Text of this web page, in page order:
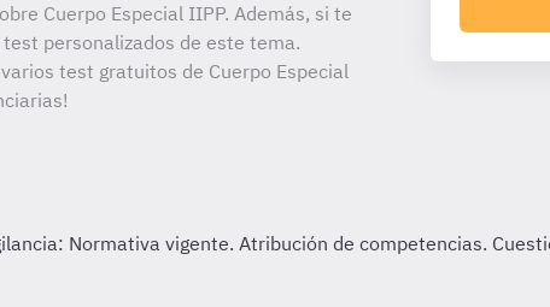
Cuerpo Especial IIPP. Además, si te
personalizados de este tema.
test gratuitos de Cuerpo Especial